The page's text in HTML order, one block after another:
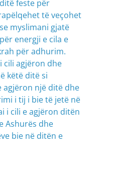
feste për
të veçohet
myslimani gjatë
energji e cila e
për adhurim.
cili agjëron dhe
këtë ditë si
agjëron një ditë dhe
i tij i bie të jetë në
i cili e agjëron ditën
Ashurës dhe
bie në ditën e